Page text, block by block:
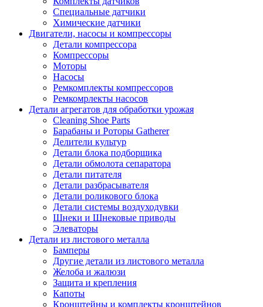
Специальные датчики
Химические датчики
Двигатели, насосы и компрессоры
Детали компрессора
Компрессоры
Моторы
Насосы
Ремкомплекты компрессоров
Ремкомрлекты насосов
Детали агрегатов для обработки урожая
Cleaning Shoe Parts
Барабаны и Роторы Gatherer
Делители культур
Детали блока подборщика
Детали обмолота сепаратора
Детали питателя
Детали разбрасывателя
Детали роликового блока
Детали системы воздуходувки
Шнеки и Шнековые приводы
Элеваторы
Детали из листового металла
Бамперы
Другие детали из листового металла
Желоба и жалюзи
Защита и крепления
Капоты
Кронштейны и комплекты кронштейнов